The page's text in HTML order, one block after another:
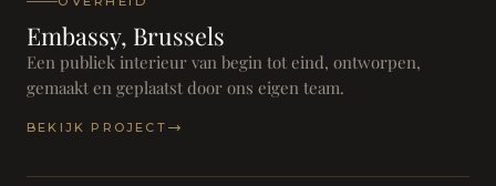
Embassy, Brussels
Een publiek interieur van begin tot eind, ontworpen,
gemaakt en geplaatst door ons eigen team.
BEKIJK PROJECT